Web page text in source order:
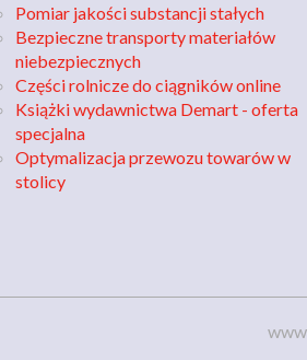
Pomiar jakości substancji stałych
Bezpieczne transporty materiałów
niebezpiecznych
Części rolnicze do ciągników online
Książki wydawnictwa Demart - oferta
specjalna
Optymalizacja przewozu towarów w
stolicy